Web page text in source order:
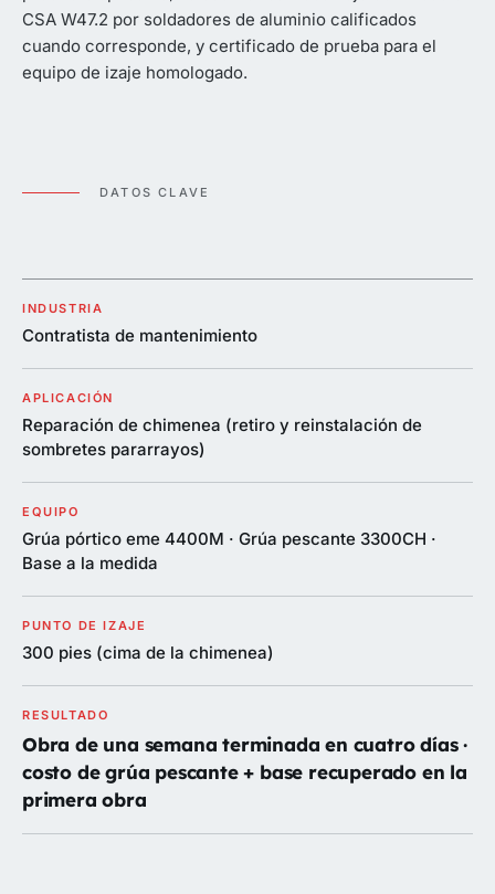
CSA W47.2 por soldadores de aluminio calificados
cuando corresponde, y certificado de prueba para el
equipo de izaje homologado.
DATOS CLAVE
INDUSTRIA
Contratista de mantenimiento
APLICACIÓN
Reparación de chimenea (retiro y reinstalación de
sombretes pararrayos)
EQUIPO
Grúa pórtico eme 4400M · Grúa pescante 3300CH ·
Base a la medida
PUNTO DE IZAJE
300 pies (cima de la chimenea)
RESULTADO
Obra de una semana terminada en cuatro días ·
costo de grúa pescante + base recuperado en la
primera obra